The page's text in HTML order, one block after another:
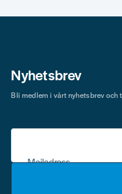
Nyhetsbrev
Mejladress
Bli medlem i vårt nyhetsbrev och